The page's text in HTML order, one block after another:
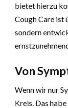
bietet hierzu
Cough Care ist
sondern
Von
Wenn wir nur
Kreis. Das